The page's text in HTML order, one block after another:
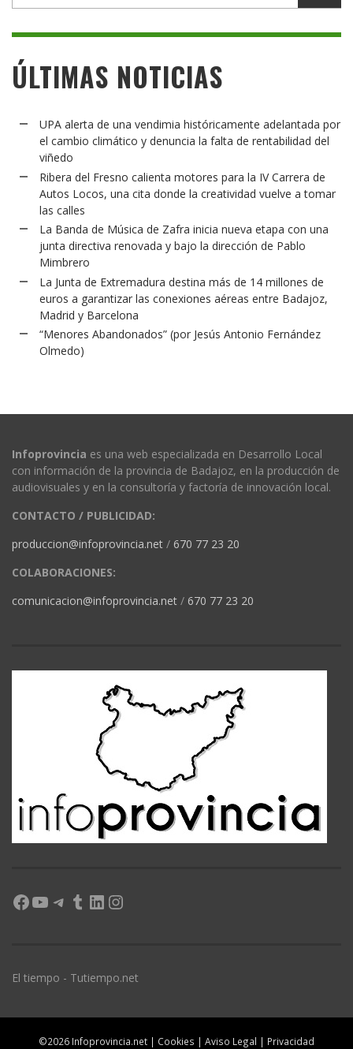
ÚLTIMAS NOTICIAS
UPA alerta de una vendimia históricamente adelantada por
el cambio climático y denuncia la falta de rentabilidad del
viñedo
Ribera del Fresno calienta motores para la IV Carrera de
Autos Locos, una cita donde la creatividad vuelve a tomar
las calles
La Banda de Música de Zafra inicia nueva etapa con una
junta directiva renovada y bajo la dirección de Pablo
Mimbrero
La Junta de Extremadura destina más de 14 millones de
euros a garantizar las conexiones aéreas entre Badajoz,
Madrid y Barcelona
“Menores Abandonados” (por Jesús Antonio Fernández
Olmedo)
Infoprovincia es una web especializada en Desarrollo Local
con información de la provincia de Badajoz, en la producción de
audiovisuales y en la consultoría y factoría de innovación local.
CONTACTO / PUBLICIDAD:
produccion@infoprovincia.net / 670 77 23 20
COLABORACIONES:
comunicacion@infoprovincia.net / 670 77 23 20
Facebook
YouTube
Telegram
Tumblr
LinkedIn
Instagram
El tiempo - Tutiempo.net
©2026 Infoprovincia.net | Cookies | Aviso Legal | Privacidad